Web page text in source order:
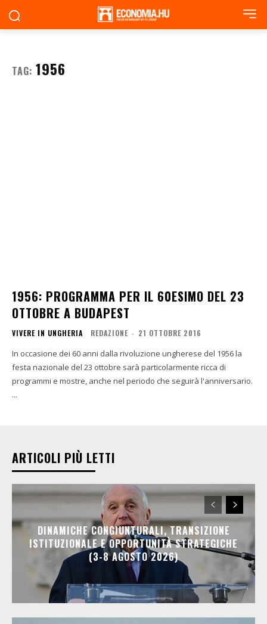
TAG: 1956
1956: PROGRAMMA PER IL 60ESIMO DEL 23
OTTOBRE A BUDAPEST
VIVERE IN UNGHERIA REDAZIONE - 21 OTTOBRE 2016
In occasione dei 60 anni dalla rivoluzione ungherese del 1956 la
festa nazionale del 23 ottobre sarà particolarmente ricca di
programmi e mostre, anche nel periodo che seguirà l'anniversario.
...
ARTICOLI PIÙ LETTI
DINAMICHE CONGIUNTURALI, TRANSIZIONE
ISTITUZIONALE E OPPORTUNITÀ STRATEGICHE
(3-8 AGOSTO 2026)